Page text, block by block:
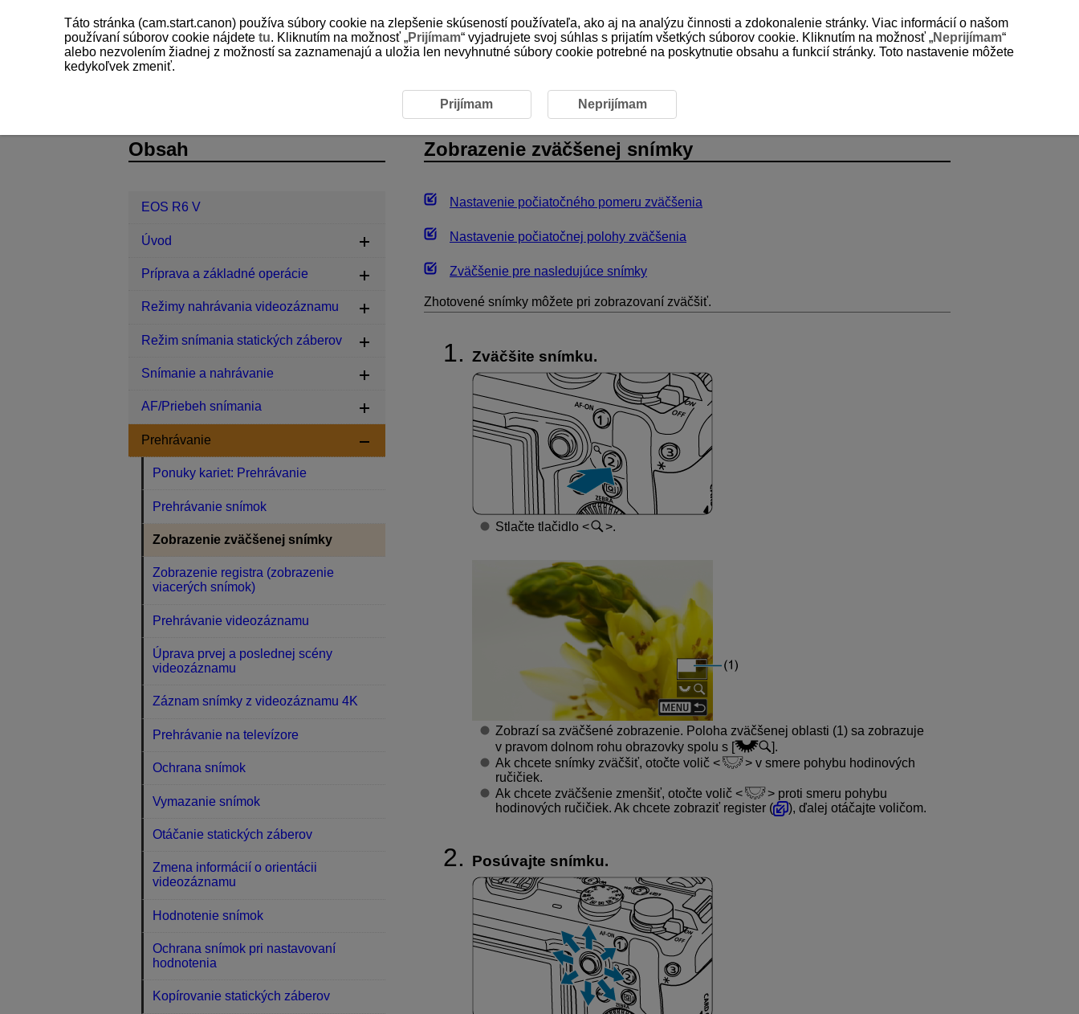
Zobrazenie zväčšenej snímky
Nastavenie počiatočného pomeru zväčšenia
Nastavenie počiatočnej polohy zväčšenia
Zväčšenie pre nasledujúce snímky
Zhotovené snímky môžete pri zobrazovaní zväčšiť.
Zväčšite snímku.
Stlačte tlačidlo .
Zobrazí sa zväčšené zobrazenie. Poloha zväčšenej oblasti (1) sa zobrazuje
v pravom dolnom rohu obrazovky spolu s [
].
Ak chcete snímky zväčšiť, otočte volič
v smere pohybu hodinových
ručičiek.
Ak chcete zväčšenie zmenšiť, otočte volič
proti smeru pohybu
hodinových ručičiek. Ak chcete zobraziť register (
), ďalej otáčajte voličom.
Posúvajte snímku.
Obsah
EOS R6 V
Úvod
Príprava a základné operácie
Režimy nahrávania videozáznamu
Režim snímania statických záberov
Snímanie a nahrávanie
AF/Priebeh snímania
Prehrávanie
Ponuky kariet: Prehrávanie
Prehrávanie snímok
Zobrazenie zväčšenej snímky
Zobrazenie registra (zobrazenie
viacerých snímok)
Prehrávanie videozáznamu
Úprava prvej a poslednej scény
videozáznamu
Záznam snímky z videozáznamu 4K
Prehrávanie na televízore
Ochrana snímok
Vymazanie snímok
Otáčanie statických záberov
Zmena informácií o orientácii
videozáznamu
Hodnotenie snímok
Ochrana snímok pri nastavovaní
hodnotenia
Kopírovanie statických záberov
Táto stránka (cam.start.canon) používa súbory cookie na zlepšenie skúseností používateľa, ako aj na analýzu činnosti a zdokonalenie stránky. Viac informácií o našom
používaní súborov cookie nájdete tu. Kliknutím na možnosť „Prijímam“ vyjadrujete svoj súhlas s prijatím všetkých súborov cookie. Kliknutím na možnosť „Neprijímam“
alebo nezvolením žiadnej z možností sa zaznamenajú a uložia len nevyhnutné súbory cookie potrebné na poskytnutie obsahu a funkcií stránky. Toto nastavenie môžete
kedykoľvek zmeniť.
Prijímam Neprijímam